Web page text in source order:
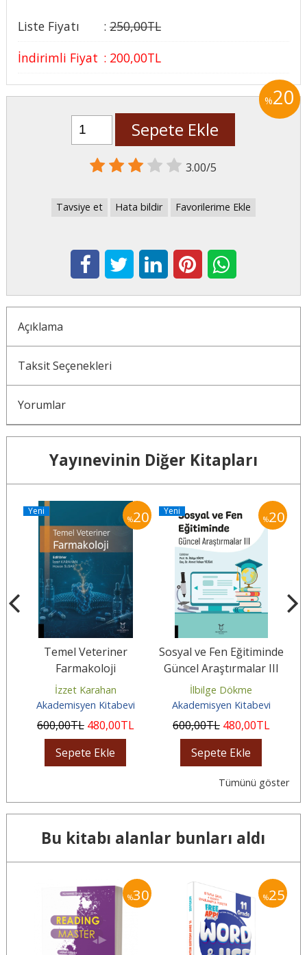
Liste Fiyatı : 250,00TL
İndirimli Fiyat : 200,00TL
%20
Sepete Ekle
3.00/5
Tavsiye et Hata bildir Favorilerime Ekle
Açıklama
Taksit Seçenekleri
Yorumlar
Yayınevinin Diğer Kitapları
%20
Yeni
Temel Veteriner
Farmakoloji
İzzet Karahan
Akademisyen Kitabevi
600,00TL 480,00TL
Sepete Ekle
%20
Yeni
Sosyal ve Fen Eğitiminde
Güncel Araştırmalar III
İlbilge Dökme
Akademisyen Kitabevi
600,00TL 480,00TL
Sepete Ekle
Tümünü göster
Bu kitabı alanlar bunları aldı
%30 %25